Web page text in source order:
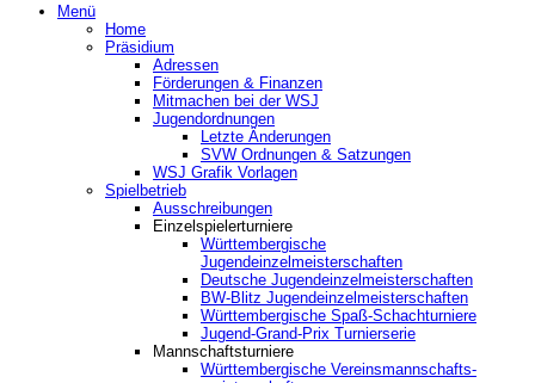
Menü
Home
Präsidium
Adressen
Förderungen & Finanzen
Mitmachen bei der WSJ
Jugendordnungen
Letzte Änderungen
SVW Ordnungen & Satzungen
WSJ Grafik Vorlagen
Spielbetrieb
Ausschreibungen
Einzelspielerturniere
Württembergische
Jugendeinzelmeisterschaften
Deutsche Jugendeinzelmeisterschaften
BW-Blitz Jugendeinzelmeisterschaften
Württembergische Spaß-Schachturniere
Jugend-Grand-Prix Turnierserie
Mannschaftsturniere
Württembergische Vereinsmannschafts-